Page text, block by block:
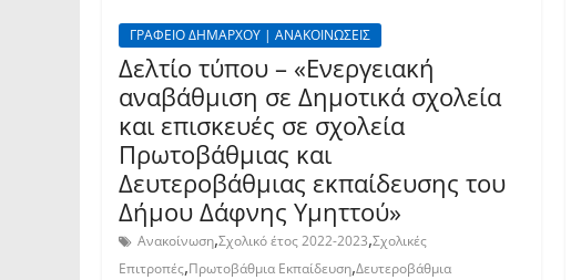
ΓΡΑΦΕΙΟ ΔΗΜΑΡΧΟΥ | ΑΝΑΚΟΙΝΩΣΕΙΣ
Δελτίο τύπου – «Ενεργειακή
αναβάθμιση σε Δημοτικά σχολεία
και επισκευές σε σχολεία
Πρωτοβάθμιας και
Δευτεροβάθμιας εκπαίδευσης του
Δήμου Δάφνης Υμηττού»
Ανακοίνωση,Σχολικό έτος 2022-2023,Σχολικές
Επιτροπές,Πρωτοβάθμια Εκπαίδευση,Δευτεροβάθμια